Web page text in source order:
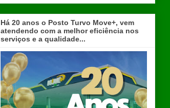
Há 20 anos o Posto Turvo Move+, vem
atendendo com a melhor eficiência nos
serviços e a qualidade...